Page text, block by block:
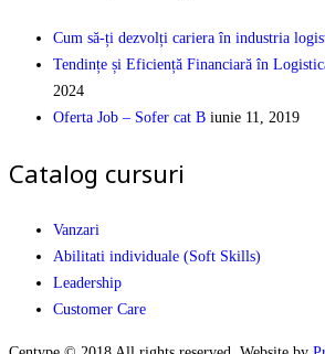
Cum să-ți dezvolți cariera în industria
Tendințe și Eficiență Financiară în
2024
Oferta Job – Sofer cat B iunie 11, 2019
Catalog cursuri
Vanzari
Abilitati individuale (Soft Skills)
Leadership
Customer Care